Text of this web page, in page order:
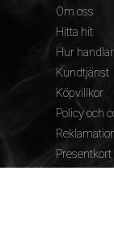
Om oss
Hitta hit
Hur
Kundtjänst
Köpvillkor
Policy och
Presentkort